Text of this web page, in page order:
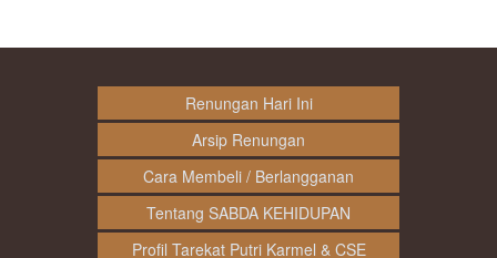
Renungan Hari Ini
Arsip Renungan
Cara Membeli / Berlangganan
Tentang SABDA KEHIDUPAN
Profil Tarekat Putri Karmel & CSE